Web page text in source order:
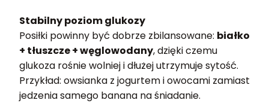
Stabilny poziom glukozy
Posiłki powinny być dobrze zbilansowane: białko
+ tłuszcze + węglowodany, dzięki czemu
glukoza rośnie wolniej i dłużej utrzymuje sytość.
Przykład: owsianka z jogurtem i owocami zamiast
jedzenia samego banana na śniadanie.